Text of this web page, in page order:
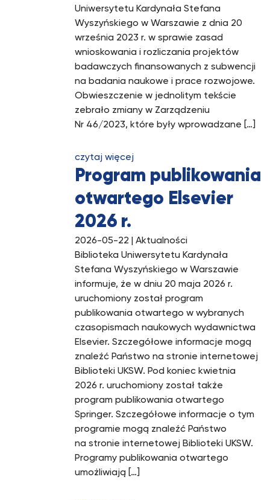
Uniwersytetu Kardynała Stefana
Wyszyńskiego w Warszawie z dnia 20
września 2023 r. w sprawie zasad
wnioskowania i rozliczania projektów
badawczych finansowanych z subwencji
na badania naukowe i prace rozwojowe.
Obwieszczenie w jednolitym tekście
zebrało zmiany w Zarządzeniu
Nr 46/2023, które były wprowadzane […]
czytaj więcej
Program publikowania
otwartego Elsevier
2026 r.
2026-05-22 | Aktualności
Biblioteka Uniwersytetu Kardynała
Stefana Wyszyńskiego w Warszawie
informuje, że w dniu 20 maja 2026 r.
uruchomiony został program
publikowania otwartego w wybranych
czasopismach naukowych wydawnictwa
Elsevier. Szczegółowe informacje mogą
znaleźć Państwo na stronie internetowej
Biblioteki UKSW. Pod koniec kwietnia
2026 r. uruchomiony został także
program publikowania otwartego
Springer. Szczegółowe informacje o tym
programie mogą znaleźć Państwo
na stronie internetowej Biblioteki UKSW.
Programy publikowania otwartego
umożliwiają […]